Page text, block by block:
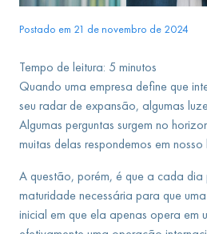
Postado em 21 de novembro de 2024
Tempo de leitura: 5 minutos
Quando uma empresa define que
seu radar de expansão, algumas
Algumas perguntas surgem no
muitas delas respondemos em nosso
A questão, porém, é que a cada dia
maturidade necessária para que
inicial em que ela apenas opera em